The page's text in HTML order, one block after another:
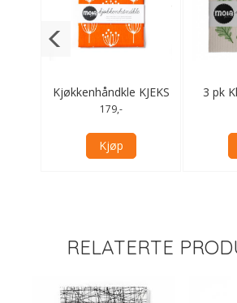
Kjøkkenhåndkle KJEKS
- orange
179,-
Kjøp
3 pk
RELATERTE